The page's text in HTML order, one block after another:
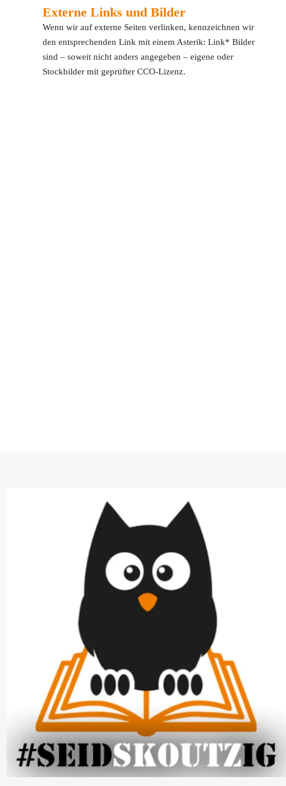
Externe Links und Bilder
Wenn wir auf externe Seiten verlinken, kennzeichnen wir
den entsprechenden Link mit einem Asterik: Link* Bilder
sind – soweit nicht anders angegeben – eigene oder
Stockbilder mit geprüfter CCO-Lizenz.